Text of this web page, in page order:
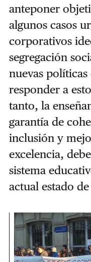
anteponer
algunos casos
corporativos
segregación
nuevas
responder a
tanto, la
garantía de
inclusión y
excelencia,
sistema
actual estado de